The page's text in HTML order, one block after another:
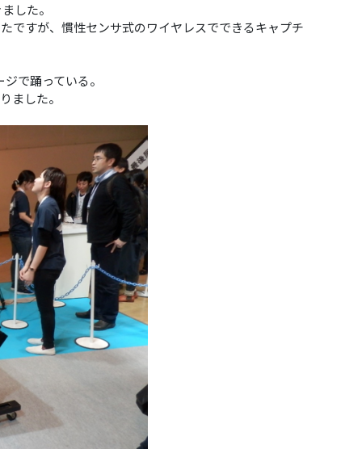
した。
ですが、慣性センサ式のワイヤレスでできるキャプチ
で踊っている。
ました。